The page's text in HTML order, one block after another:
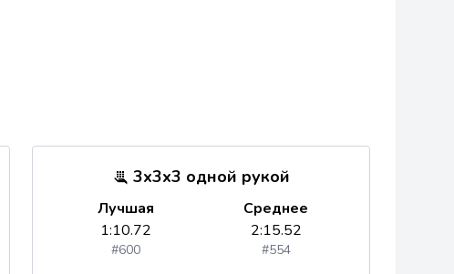
3x3x3 одной рукой
Лучшая
1:10.72
#600
Среднее
2:15.52
#554